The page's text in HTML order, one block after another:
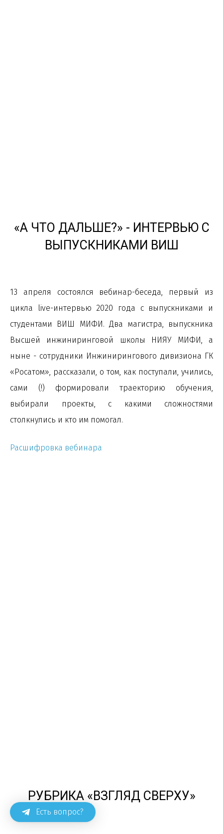
«А ЧТО ДАЛЬШЕ?» - ИНТЕРВЬЮ С
ВЫПУСКНИКАМИ ВИШ
13 апреля состоялся вебинар-беседа, первый из
цикла live-интервью 2020 года с выпускниками и
студентами ВИШ МИФИ. Два магистра, выпускника
Высшей инжиниринговой школы НИЯУ МИФИ, а
ныне - сотрудники Инжинирингового дивизиона ГК
«Росатом», рассказали, о том, как поступали, учились,
сами (!) формировали траекторию обучения,
выбирали проекты, с какими сложностями
столкнулись и кто им помогал.
Расшифровка вебинара
РУБРИКА «ВЗГЛЯД СВЕРХУ»
Есть вопрос?